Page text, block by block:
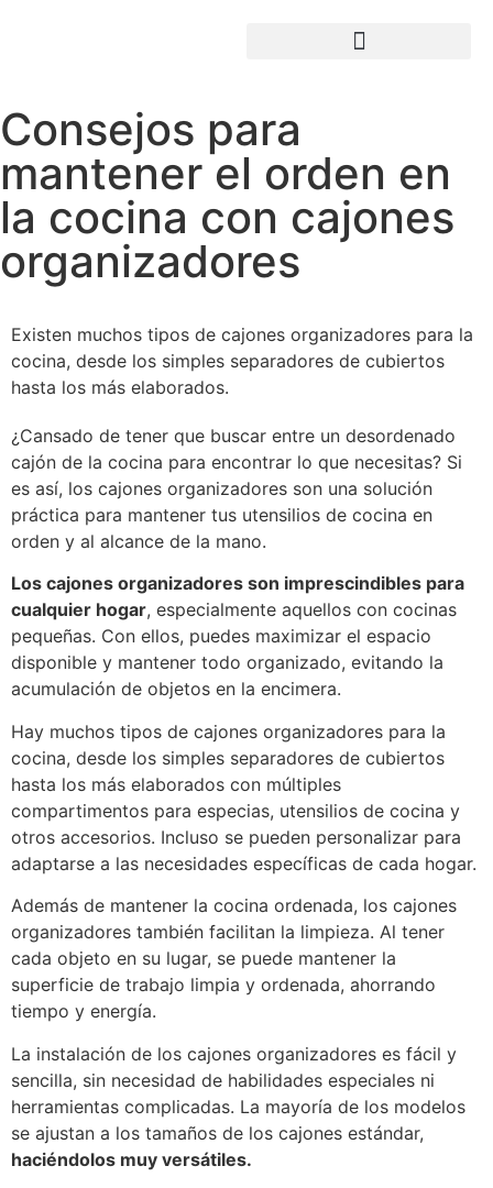
Consejos para
mantener el orden en
la cocina con cajones
organizadores
Existen muchos tipos de cajones organizadores para la
cocina, desde los simples separadores de cubiertos
hasta los más elaborados.
¿Cansado de tener que buscar entre un desordenado
cajón de la cocina para encontrar lo que necesitas? Si
es así, los cajones organizadores son una solución
práctica para mantener tus utensilios de cocina en
orden y al alcance de la mano.
Los cajones organizadores son imprescindibles para
cualquier hogar, especialmente aquellos con cocinas
pequeñas. Con ellos, puedes maximizar el espacio
disponible y mantener todo organizado, evitando la
acumulación de objetos en la encimera.
Hay muchos tipos de cajones organizadores para la
cocina, desde los simples separadores de cubiertos
hasta los más elaborados con múltiples
compartimentos para especias, utensilios de cocina y
otros accesorios. Incluso se pueden personalizar para
adaptarse a las necesidades específicas de cada hogar.
Además de mantener la cocina ordenada, los cajones
organizadores también facilitan la limpieza. Al tener
cada objeto en su lugar, se puede mantener la
superficie de trabajo limpia y ordenada, ahorrando
tiempo y energía.
La instalación de los cajones organizadores es fácil y
sencilla, sin necesidad de habilidades especiales ni
herramientas complicadas. La mayoría de los modelos
se ajustan a los tamaños de los cajones estándar,
haciéndolos muy versátiles.